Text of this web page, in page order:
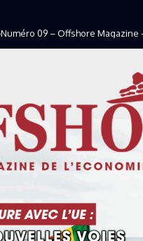
Numéro 09 – Offshore Magazine